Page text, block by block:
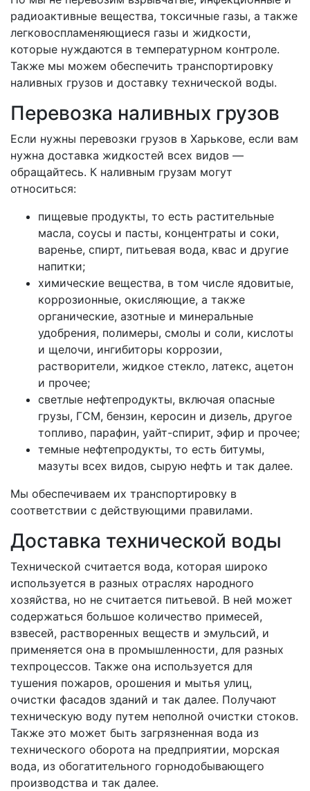
радиоактивные вещества, токсичные газы, а также
легковоспламеняющиеся газы и жидкости,
которые нуждаются в температурном контроле.
Также мы можем обеспечить транспортировку
наливных грузов и доставку технической воды.
Перевозка наливных грузов
Если нужны перевозки грузов в Харькове, если вам
нужна доставка жидкостей всех видов —
обращайтесь. К наливным грузам могут
относиться:
пищевые продукты, то есть растительные
масла, соусы и пасты, концентраты и соки,
варенье, спирт, питьевая вода, квас и другие
напитки;
химические вещества, в том числе ядовитые,
коррозионные, окисляющие, а также
органические, азотные и минеральные
удобрения, полимеры, смолы и соли, кислоты
и щелочи, ингибиторы коррозии,
растворители, жидкое стекло, латекс, ацетон
и прочее;
светлые нефтепродукты, включая опасные
грузы, ГСМ, бензин, керосин и дизель, другое
топливо, парафин, уайт-спирит, эфир и прочее;
темные нефтепродукты, то есть битумы,
мазуты всех видов, сырую нефть и так далее.
Мы обеспечиваем их транспортировку в
соответствии с действующими правилами.
Доставка технической воды
Технической считается вода, которая широко
используется в разных отраслях народного
хозяйства, но не считается питьевой. В ней может
содержаться большое количество примесей,
взвесей, растворенных веществ и эмульсий, и
применяется она в промышленности, для разных
техпроцессов. Также она используется для
тушения пожаров, орошения и мытья улиц,
очистки фасадов зданий и так далее. Получают
техническую воду путем неполной очистки стоков.
Также это может быть загрязненная вода из
технического оборота на предприятии, морская
вода, из обогатительного горнодобывающего
производства и так далее.